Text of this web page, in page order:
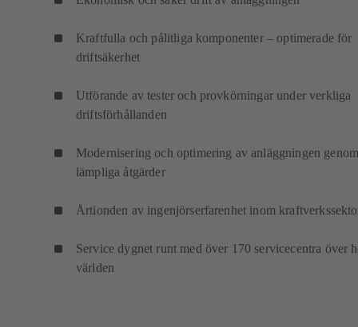
Kraftfulla och pålitliga komponenter – optimerade för
driftsäkerhet
Utförande av tester och provkörningar under verkliga
driftsförhållanden
Modernisering och optimering av anläggningen
lämpliga åtgärder
Årtionden av ingenjörserfarenhet inom
Service dygnet runt med över 170 servicecentra över
världen